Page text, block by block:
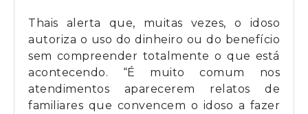
Thais alerta que, muitas vezes, o idoso
autoriza o uso do dinheiro ou do benefício
sem compreender totalmente o que está
acontecendo. “É muito comum nos
atendimentos aparecerem relatos de
familiares que convencem o idoso a fazer